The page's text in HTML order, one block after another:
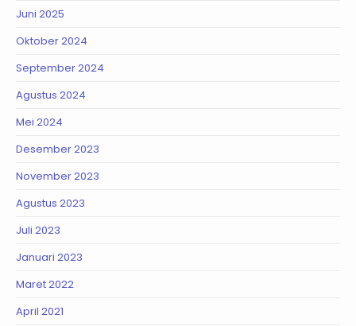
Juni 2025
Oktober 2024
September 2024
Agustus 2024
Mei 2024
Desember 2023
November 2023
Agustus 2023
Juli 2023
Januari 2023
Maret 2022
April 2021